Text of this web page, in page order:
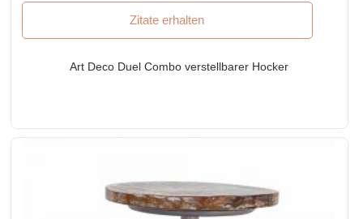
Zitate erhalten
Art Deco Duel Combo verstellbarer Hocker